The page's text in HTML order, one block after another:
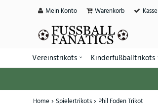
Mein Konto Warenkorb Kasse
Vereinstrikots Kinderfußballtrikots
Home Spielertrikots Phil Foden Trikot